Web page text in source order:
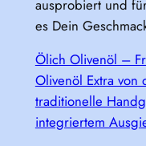
ausprobiert und
es Dein
Ölich Olivenöl –
Olivenöl Extra
traditionelle
integriertem